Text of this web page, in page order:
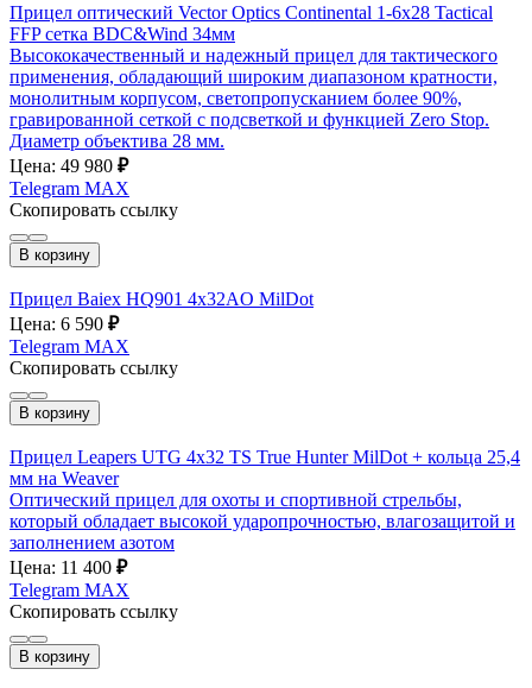
Прицел оптический Vector Optics Continental 1-6x28 Tactical
FFP сетка BDC&Wind 34мм
Высококачественный и надежный прицел для тактического
применения, обладающий широким диапазоном кратности,
монолитным корпусом, светопропусканием более 90%,
гравированной сеткой с подсветкой и функцией Zero Stop.
Диаметр объектива 28 мм.
Цена: 49 980 ₽
Telegram MAX
Скопировать ссылку
В корзину
Прицел Baiex HQ901 4x32AO MilDot
Цена: 6 590 ₽
Telegram MAX
Скопировать ссылку
В корзину
Прицел Leapers UTG 4х32 TS True Hunter MilDot + кольца 25,4
мм на Weaver
Оптический прицел для охоты и спортивной стрельбы,
который обладает высокой ударопрочностью, влагозащитой и
заполнением азотом
Цена: 11 400 ₽
Telegram MAX
Скопировать ссылку
В корзину